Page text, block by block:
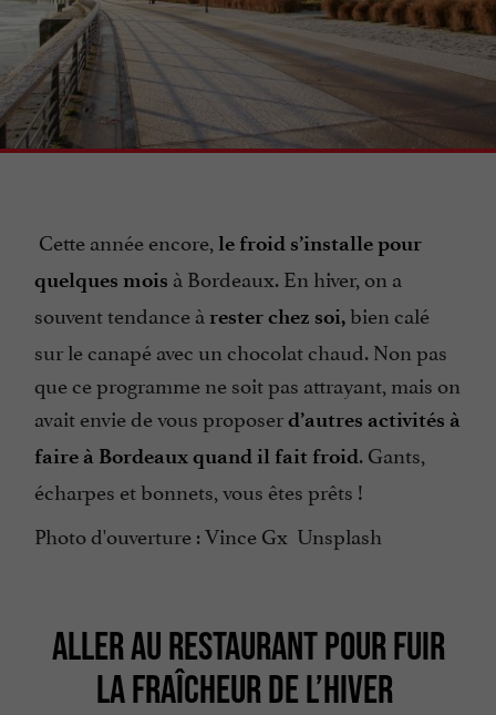
Cette année encore, le froid s’installe pour
quelques mois à Bordeaux. En hiver, on a
souvent tendance à rester chez soi, bien calé
sur le canapé avec un chocolat chaud. Non pas
que ce programme ne soit pas attrayant, mais on
avait envie de vous proposerd’autres activités à
faire à Bordeaux quand il fait froid. Gants,
écharpes et bonnets, vous êtes prêts !
Photo d'ouverture : Vince Gx Unsplash
ALLER AU RESTAURANT POUR FUIR
LA FRAÎCHEUR DE L’HIVER